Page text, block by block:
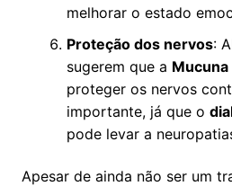
melhorar o estado
Proteção dos nervos:
sugerem que a
proteger os nervos
importante, já que o
pode levar a
Apesar de ainda não ser um